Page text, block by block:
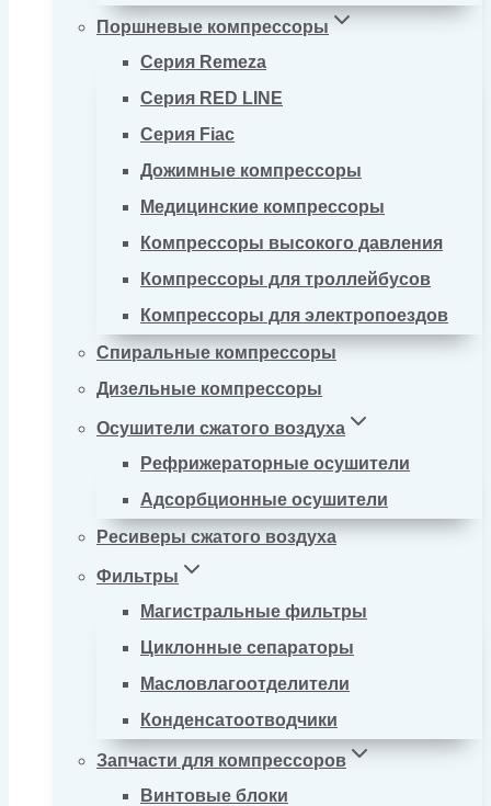
Поршневые компрессоры
Серия Remeza
Серия RED LINE
Серия Fiac
Дожимные компрессоры
Медицинские компрессоры
Компрессоры высокого давления
Компрессоры для троллейбусов
Компрессоры для электропоездов
Спиральные компрессоры
Дизельные компрессоры
Осушители сжатого воздуха
Рефрижераторные осушители
Адсорбционные осушители
Ресиверы сжатого воздуха
Фильтры
Магистральные фильтры
Циклонные сепараторы
Масловлагоотделители
Конденсатоотводчики
Запчасти для компрессоров
Винтовые блоки